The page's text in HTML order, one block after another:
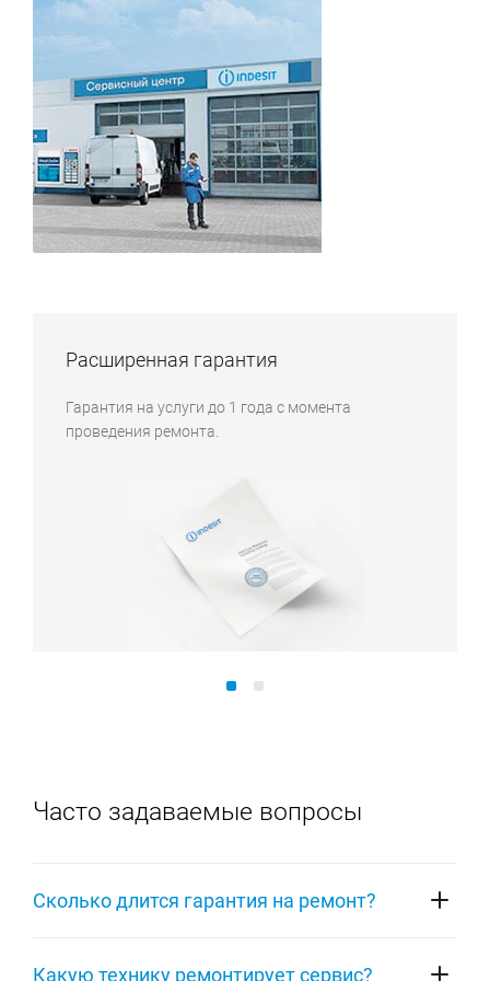
Расширенная гарантия
Гарантия на услуги до 1 года с момента
проведения ремонта.
Часто задаваемые вопросы
Сколько длится гарантия на ремонт?
Какую технику ремонтирует сервис?